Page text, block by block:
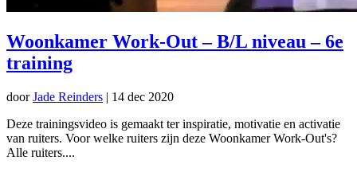
Woonkamer Work-Out – B/L niveau – 6e
training
doorJade Reinders | 14 dec 2020
Deze trainingsvideo is gemaakt ter inspiratie, motivatie en activatie
van ruiters. Voor welke ruiters zijn deze Woonkamer Work-Out's?
Alle ruiters....